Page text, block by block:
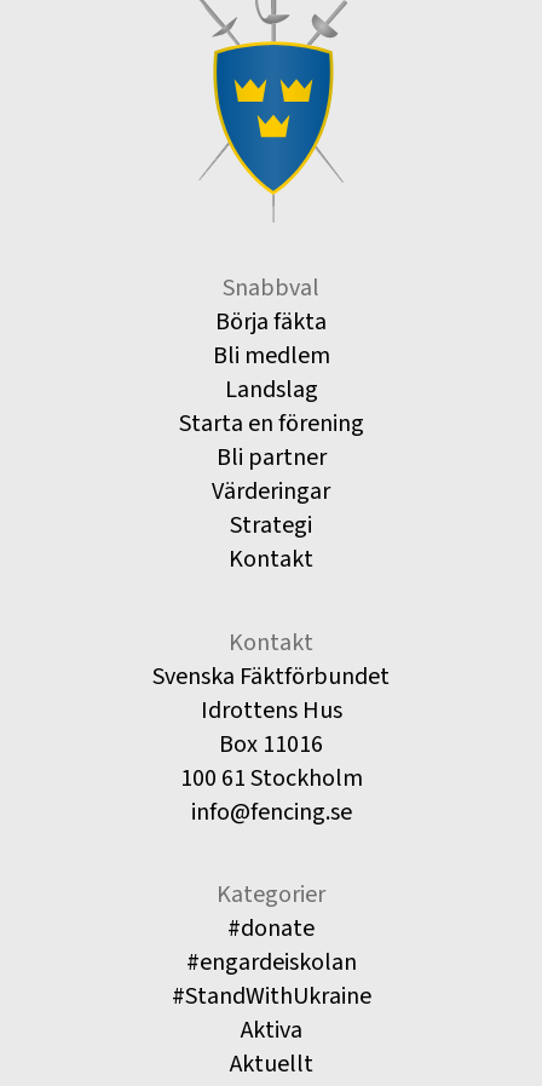
Snabbval
Börja fäkta
Bli medlem
Landslag
Starta en förening
Bli partner
Värderingar
Strategi
Kontakt
Kontakt
Svenska Fäktförbundet
Idrottens Hus
Box 11016
100 61 Stockholm
info@fencing.se
Kategorier
#donate
#engardeiskolan
#StandWithUkraine
Aktiva
Aktuellt